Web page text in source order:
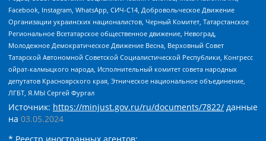
Facebook, Instagram, WhatsApp, СИЧ-С14, Добровольческое Движение
Организации украинских националистов, Черный Комитет, Татарстанское
Региональное Всетатарское общественное движение, Невоград,
Молодежное Демократическое Движение Весна, Верховный Совет
Татарской Автономной Советской Социалистической Республики, Конгресс
ойрат-калмыцкого народа, Исполнительный комитет совета народных
депутатов Красноярского края, Этническое национальное объединение,
ЛГБТ, Я.МЫ Сергей Фургал
Источник: https://minjust.gov.ru/ru/documents/7822/ данные
на 03.05.2024